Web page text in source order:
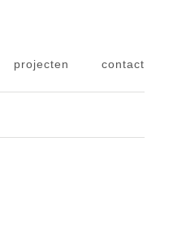
projecten contact